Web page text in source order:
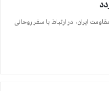
ایران، در ارتباط با سفر روحانی